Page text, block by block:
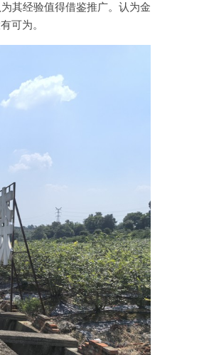
其经验值得借鉴推广。认为金
可为。